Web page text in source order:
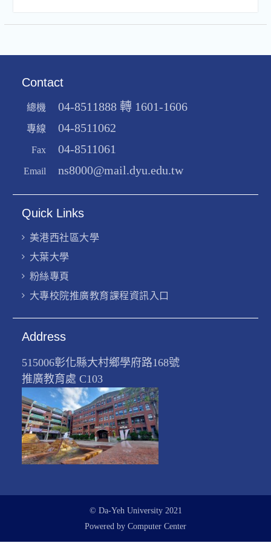
Contact
總機 04-8511888 轉 1601-1606
專線 04-8511062
Fax 04-8511061
Email ns8000@mail.dyu.edu.tw
Quick Links
美港西社區大學
大葉大學
粉絲專頁
大專校院推廣教育課程資訊入口
Address
515006彰化縣大村鄉學府路168號
推廣教育處 C103
© Da-Yeh University 2021
Powered by Computer Center